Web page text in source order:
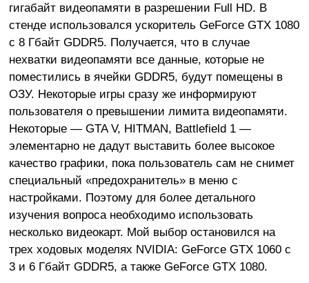
гигабайт видеопамяти в разрешении Full HD. В
стенде использовался ускоритель GeForce GTX 1080
с 8 Гбайт GDDR5. Получается, что в случае
нехватки видеопамяти все данные, которые не
поместились в ячейки GDDR5, будут помещены в
ОЗУ. Некоторые игры сразу же информируют
пользователя о превышении лимита видеопамяти.
Некоторые — GTA V, HITMAN, Battlefield 1 —
элементарно не дадут выставить более высокое
качество графики, пока пользователь сам не снимет
специальный «предохранитель» в меню с
настройками. Поэтому для более детального
изучения вопроса необходимо использовать
несколько видеокарт. Мой выбор остановился на
трех ходовых моделях NVIDIA: GeForce GTX 1060 с
3 и 6 Гбайт GDDR5, а также GeForce GTX 1080.